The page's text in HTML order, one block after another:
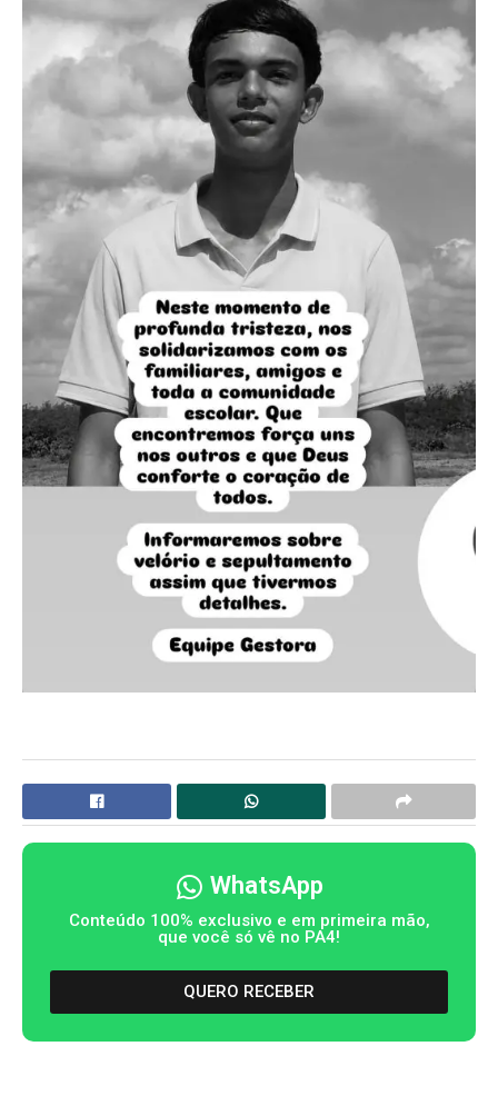
WhatsApp
Conteúdo 100% exclusivo e em primeira mão,
que você só vê no PA4!
QUERO RECEBER